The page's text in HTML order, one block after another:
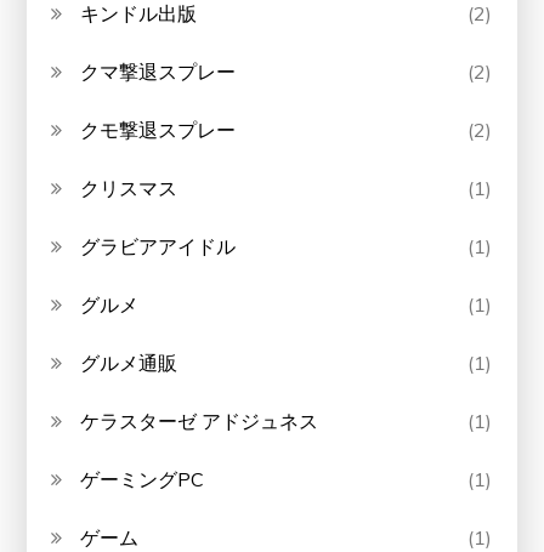
キンドル出版 (2)
クマ撃退スプレー (2)
クモ撃退スプレー (2)
クリスマス (1)
グラビアアイドル (1)
グルメ (1)
グルメ通販 (1)
ケラスターゼ アドジュネス (1)
ゲーミングPC (1)
ゲーム (1)